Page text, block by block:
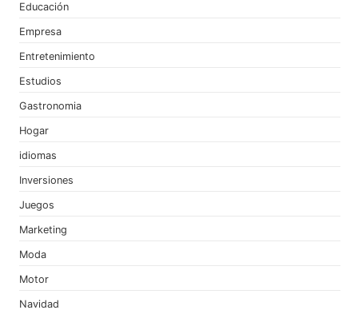
Educación
Empresa
Entretenimiento
Estudios
Gastronomia
Hogar
idiomas
Inversiones
Juegos
Marketing
Moda
Motor
Navidad